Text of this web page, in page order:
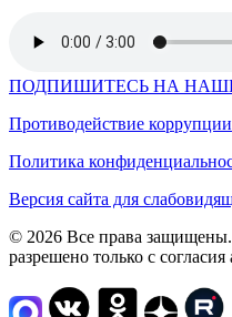
ПОДПИШИТЕСЬ НА
Противодействие коррупции
Политика
Версия сайта для
© 2026 Все права
разрешено только с